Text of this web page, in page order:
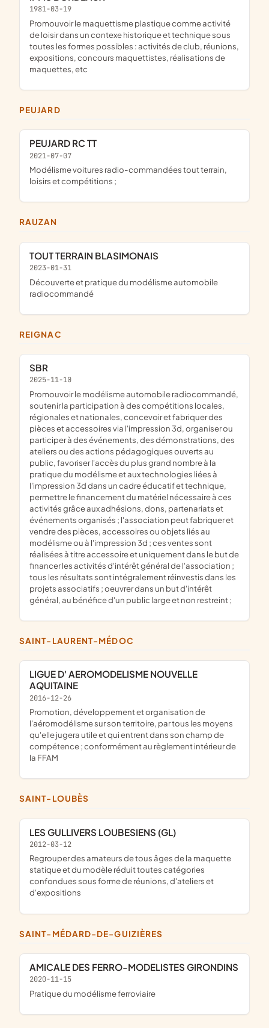
1981-03-19
promouvoir le maquettisme plastique comme activité
de loisir dans un contexe historique et technique sous
toutes les formes possibles : activités de club, réunions,
expositions, concours maquettistes, réalisations de
maquettes, etc
PEUJARD
PEUJARD RC TT
2021-07-07
modélisme voitures radio-commandées tout terrain,
loisirs et compétitions ;
RAUZAN
TOUT TERRAIN BLASIMONAIS
2023-01-31
découverte et pratique du modélisme automobile
radiocommandé
REIGNAC
SBR
2025-11-10
promouvoir le modélisme automobile radiocommandé,
soutenir la participation à des compétitions locales,
régionales et nationales, concevoir et fabriquer des
pièces et accessoires via l'impression 3d, organiser ou
participer à des événements, des démonstrations, des
ateliers ou des actions pédagogiques ouverts au
public, favoriser l'accès du plus grand nombre à la
pratique du modélisme et aux technologies liées à
l'impression 3d dans un cadre éducatif et technique,
permettre le financement du matériel nécessaire à ces
activités grâce aux adhésions, dons, partenariats et
événements organisés ; l'association peut fabriquer et
vendre des pièces, accessoires ou objets liés au
modélisme ou à l'impression 3d ; ces ventes sont
réalisées à titre accessoire et uniquement dans le but de
financer les activités d'intérêt général de l'association ;
tous les résultats sont intégralement réinvestis dans les
projets associatifs ; oeuvrer dans un but d'intérêt
général, au bénéfice d'un public large et non restreint ;
SAINT-LAURENT-MÉDOC
LIGUE D' AEROMODELISME NOUVELLE
AQUITAINE
2016-12-26
promotion, développement et organisation de
l'aéromodélisme sur son territoire, par tous les moyens
qu'elle jugera utile et qui entrent dans son champ de
compétence ; conformément au règlement intérieur de
la FFAM
SAINT-LOUBÈS
LES GULLIVERS LOUBESIENS (GL)
2012-03-12
regrouper des amateurs de tous âges de la maquette
statique et du modèle réduit toutes catégories
confondues sous forme de réunions, d'ateliers et
d'expositions
SAINT-MÉDARD-DE-GUIZIÈRES
AMICALE DES FERRO-MODELISTES GIRONDINS
2020-11-15
pratique du modélisme ferroviaire